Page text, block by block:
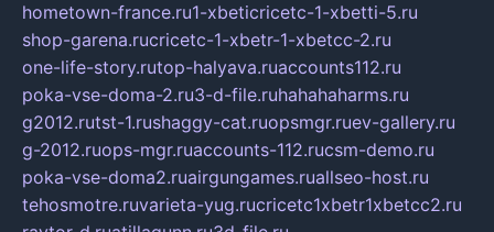
hometown-france.ru1-xbeticricetc-1-xbetti-5.ru
shop-garena.rucricetc-1-xbetr-1-xbetcc-2.ru
one-life-story.rutop-halyava.ruaccounts112.ru
poka-vse-doma-2.ru3-d-file.ruhahahaharms.ru
g2012.rutst-1.rushaggy-cat.ruopsmgr.ruev-gallery.ru
g-2012.ruops-mgr.ruaccounts-112.rucsm-demo.ru
poka-vse-doma2.ruairgungames.ruallseo-host.ru
tehosmotre.ruvarieta-yug.rucricetc1xbetr1xbetcc2.ru